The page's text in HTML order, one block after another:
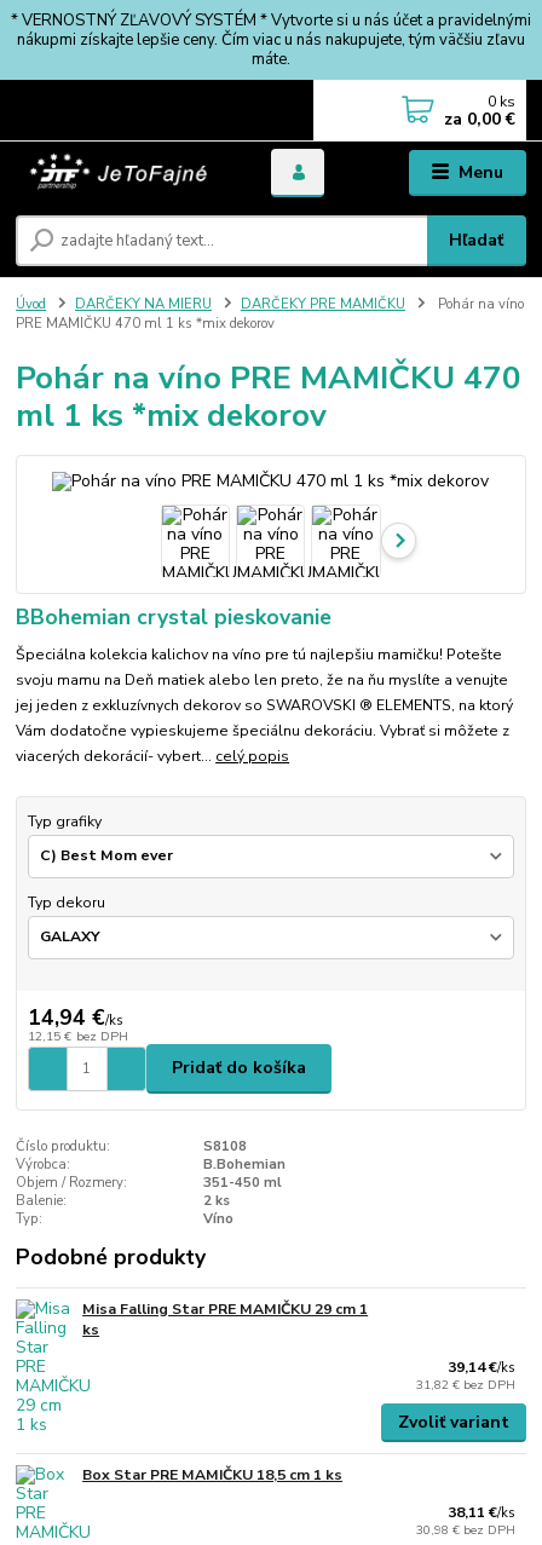
* VERNOSTNÝ ZĽAVOVÝ SYSTÉM * Vytvorte si u nás účet a pravidelnými
nákupmi získajte lepšie ceny. Čím viac u nás nakupujete, tým väčšiu zľavu
máte.
Menu
Hľadať
0 ks
za 0,00 €
Úvod DARČEKY NA MIERU DARČEKY PRE MAMIČKU
Pohár na víno
PRE MAMIČKU 470 ml 1 ks *mix dekorov
Pohár na víno PRE MAMIČKU 470
ml 1 ks *mix dekorov
BBohemian crystal pieskovanie
Špeciálna kolekcia kalichov na víno pre tú najlepšiu mamičku! Potešte
svoju mamu na Deň matiek alebo len preto, že na ňu myslíte a venujte
jej jeden z exkluzívnych dekorov so SWAROVSKI ® ELEMENTS, na ktorý
Vám dodatočne vypieskujeme špeciálnu dekoráciu. Vybrať si môžete z
viacerých dekorácií- vybert... celý popis
Typ grafiky
Typ dekoru
14,94 €/ks
12,15 € bez DPH
Pridať do košíka
Číslo produktu:
S8108
Výrobca:
B.Bohemian
Objem / Rozmery:
351-450 ml
Balenie:
2 ks
Typ:
Víno
Podobné produkty
Misa Falling Star PRE MAMIČKU 29 cm 1
ks
39,14 €/ks
31,82 € bez DPH
Zvoliť variant
Box Star PRE MAMIČKU 18,5 cm 1 ks
38,11 €/ks
30,98 € bez DPH